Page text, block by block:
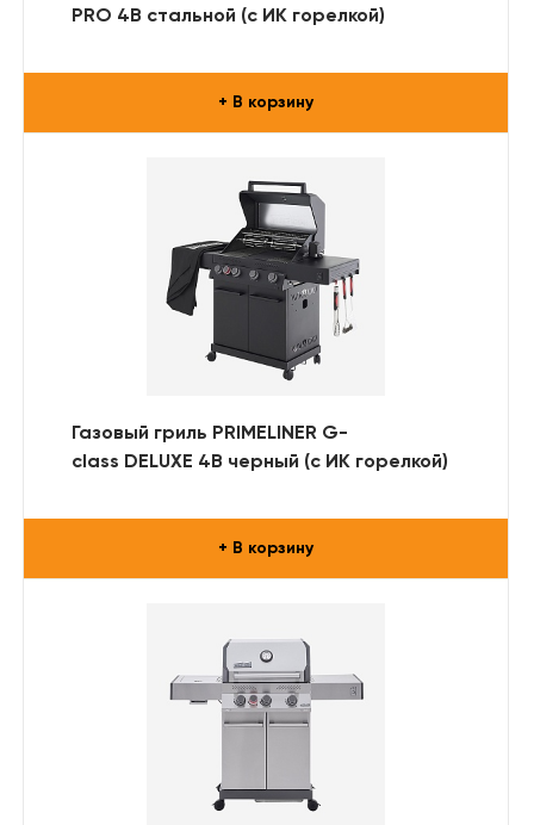
PRO 4B стальной (с ИК горелкой)
+ В корзину
Газовый гриль PRIMELINER G-
class DELUXE 4B черный (с ИК горелкой)
+ В корзину